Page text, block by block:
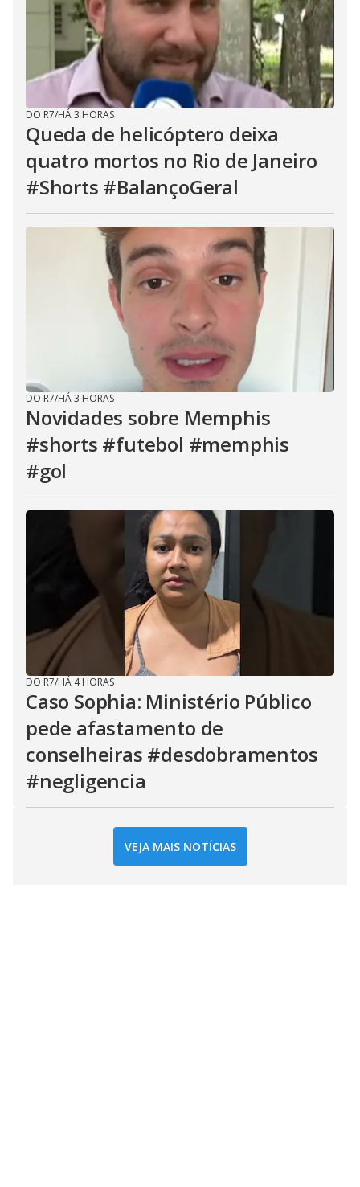
DO R7/HÁ 3 HORAS
Queda de helicóptero deixa
quatro mortos no Rio de Janeiro
#Shorts #BalançoGeral
DO R7/HÁ 3 HORAS
Novidades sobre Memphis
#shorts #futebol #memphis
#gol
DO R7/HÁ 4 HORAS
Caso Sophia: Ministério Público
pede afastamento de
conselheiras #desdobramentos
#negligencia
VEJA MAIS NOTÍCIAS